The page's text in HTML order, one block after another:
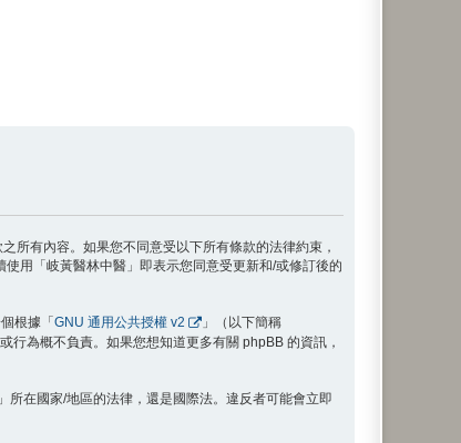
所有內容。如果您不同意受以下所有條款的法律約束，
用「岐黃醫林中醫」即表示您同意受更新和/或修訂後的
根據「 GNU 通用公共授權 v2
」（以下簡稱
為概不負責。如果您想知道更多有關 phpBB 的資訊，
在國家/地區的法律，還是國際法。違反者可能會立即